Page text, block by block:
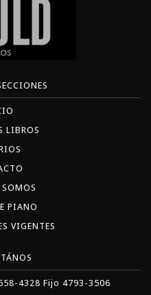
LIBROS
PIANO
VIGENTES
4328 Fijo 4793-3506